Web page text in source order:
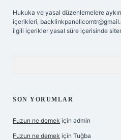
Hukuka ve yasal düzenlemelere
içerikleri,
ilgili içerikler yasal süre içerisinde
SON YORUMLAR
Fuzun ne demek için admin
Fuzun ne demek için Tuğba